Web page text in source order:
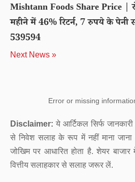
Mishtann Foods Share Price |
महीने में 46% रिटर्न, 7 रुपये के
539594
Next News »
Error or missing
Disclaimer: ये आर्टिकल सिर्फ
से निवेश सलाह के रूप में नहीं माना जाना
जोखिम पर आधारित होता है. शेयर
वित्तीय सलाहकार से सलाह जरूर लें.